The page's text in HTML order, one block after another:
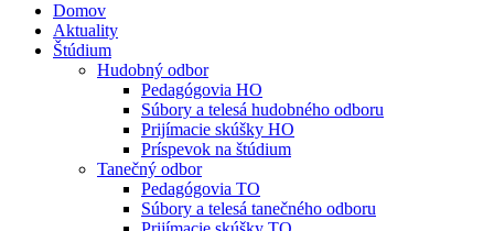
Domov
Aktuality
Štúdium
Hudobný odbor
Pedagógovia HO
Súbory a telesá hudobného odboru
Prijímacie skúšky HO
Príspevok na štúdium
Tanečný odbor
Pedagógovia TO
Súbory a telesá tanečného odboru